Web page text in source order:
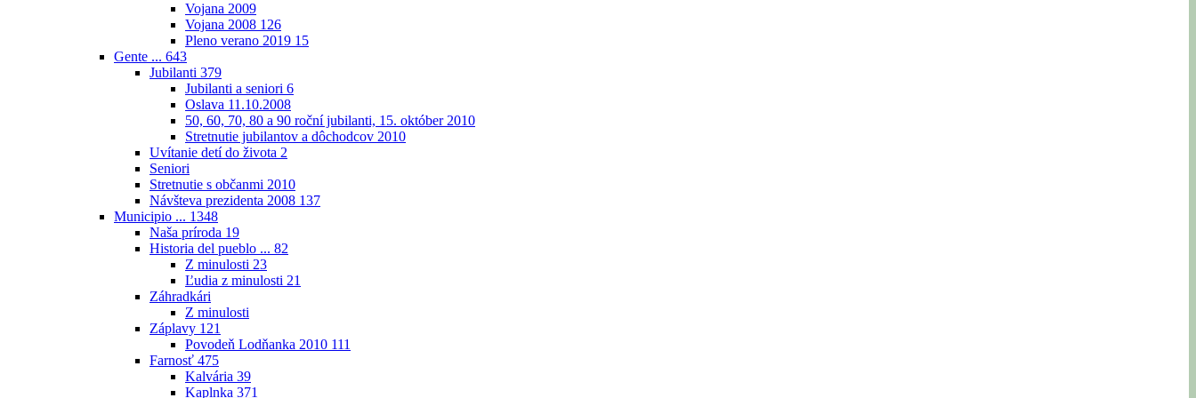
Vojana 2009
Vojana 2008 126
Pleno verano 2019 15
Gente ... 643
Jubilanti 379
Jubilanti a seniori 6
Oslava 11.10.2008
50, 60, 70, 80 a 90 roční jubilanti, 15. október 2010
Stretnutie jubilantov a dôchodcov 2010
Uvítanie detí do života 2
Seniori
Stretnutie s občanmi 2010
Návšteva prezidenta 2008 137
Municipio ... 1348
Naša príroda 19
Historia del pueblo ... 82
Z minulosti 23
Ľudia z minulosti 21
Záhradkári
Z minulosti
Záplavy 121
Povodeň Lodňanka 2010 111
Farnosť 475
Kalvária 39
Kaplnka 371